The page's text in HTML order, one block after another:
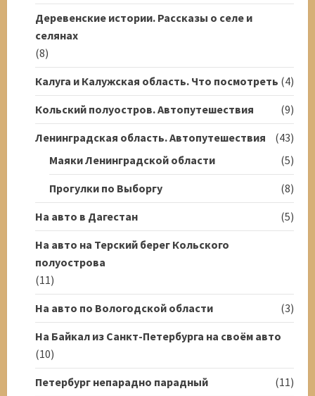
Деревенские истории. Рассказы о селе и
селянах
(8)
Калуга и Калужская область. Что посмотреть (4)
Кольский полуостров. Автопутешествия
(9)
Ленинградская область. Автопутешествия
(43)
Маяки Ленинградской области
(5)
Прогулки по Выборгу
(8)
На авто в Дагестан
(5)
На авто на Терский берег Кольского
полуострова
(11)
На авто по Вологодской области
(3)
На Байкал из Санкт-Петербурга на своём авто
(10)
Петербург непарадно парадный
(11)